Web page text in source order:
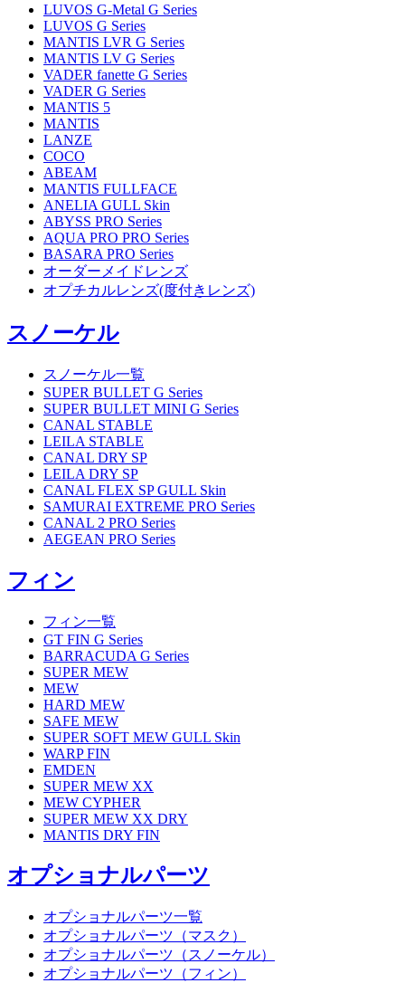
LUVOS G-Metal G Series
LUVOS G Series
MANTIS LVR G Series
MANTIS LV G Series
VADER fanette G Series
VADER G Series
MANTIS 5
MANTIS
LANZE
COCO
ABEAM
MANTIS FULLFACE
ANELIA GULL Skin
ABYSS PRO Series
AQUA PRO PRO Series
BASARA PRO Series
オーダーメイドレンズ
オプチカルレンズ(度付きレンズ)
スノーケル
スノーケル一覧
SUPER BULLET G Series
SUPER BULLET MINI G Series
CANAL STABLE
LEILA STABLE
CANAL DRY SP
LEILA DRY SP
CANAL FLEX SP GULL Skin
SAMURAI EXTREME PRO Series
CANAL 2 PRO Series
AEGEAN PRO Series
フィン
フィン一覧
GT FIN G Series
BARRACUDA G Series
SUPER MEW
MEW
HARD MEW
SAFE MEW
SUPER SOFT MEW GULL Skin
WARP FIN
EMDEN
SUPER MEW XX
MEW CYPHER
SUPER MEW XX DRY
MANTIS DRY FIN
オプショナルパーツ
オプショナルパーツ一覧
オプショナルパーツ（マスク）
オプショナルパーツ（スノーケル）
オプショナルパーツ（フィン）